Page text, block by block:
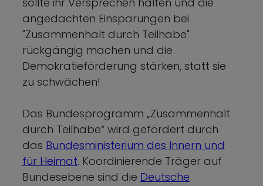
angedachten Einsparungen bei
"Zusammenhalt durch Teilhabe"
rückgängig machen und die
Demokratieförderung stärken, statt sie
zu schwächen!
Das Bundesprogramm „Zusammenhalt
durch Teilhabe“ wird gefördert durch
das Bundesministerium des Innern und
für Heimat. Koordinierende Träger auf
Bundesebene sind die Deutsche